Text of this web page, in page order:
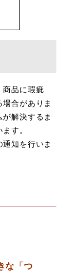
品に瑕疵
合がありま
解決するま
す。
知を行いま
な「つ